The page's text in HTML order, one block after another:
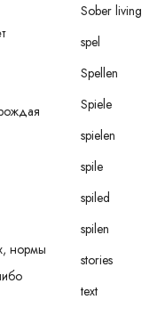
нормы
Sober living
spel
Spellen
Spiele
spielen
spile
spiled
spilen
stories
text